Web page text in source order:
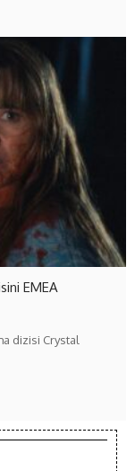
EMEA
dizisi Crystal